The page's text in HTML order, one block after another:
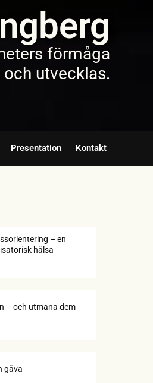
förmåga
utvecklas.
Presentation Kontakt
– en
hälsa
– och utmana dem
gåva